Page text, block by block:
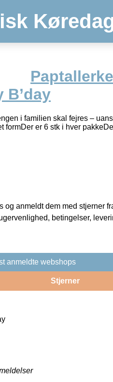
B’day
i familien skal fejres –
formDer er 6 stk i hver
anmeldt dem med stjerner
betingelser,
anmeldte webshops
Stjerner